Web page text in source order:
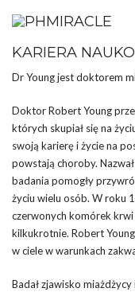
KARIERA
Dr Young jest doktorem
Doktor Robert Young
których skupiał się na
swoją karierę i życie na
powstają choroby.
badania pomogły
życiu wielu osób. W roku
czerwonych komórek
kilkukrotnie. Robert
w ciele w warunkach
Badał zjawisko